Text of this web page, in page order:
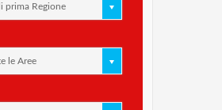
prima Regione
le Aree